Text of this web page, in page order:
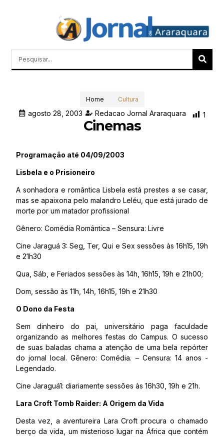
Home Cultura
agosto 28, 2003 Redacao Jornal Araraquara 1
Cinemas
Programação até 04/09/2003
Lisbela e o Prisioneiro
A sonhadora e romântica Lisbela está prestes a se casar,
mas se apaixona pelo malandro Leléu, que está jurado de
morte por um matador profissional
Gênero: Comédia Romântica – Sensura: Livre
Cine Jaraguá 3: Seg, Ter, Qui e Sex sessões às 16h15, 19h
e 21h30
Qua, Sáb, e Feriados sessões às 14h, 16h15, 19h e 21h00;
Dom, sessão às 11h, 14h, 16h15, 19h e 21h30
O Dono da Festa
Sem dinheiro do pai, universitário paga faculdade
organizando as melhores festas do Campus. O sucesso
de suas baladas chama a atenção de uma bela repórter
do jornal local. Gênero: Comédia. – Censura: 14 anos -
Legendado.
Cine Jaraguá1: diariamente sessões às 16h30, 19h e 21h.
Lara Croft Tomb Raider: A Origem da Vida
Desta vez, a aventureira Lara Croft procura o chamado
berço da vida, um misterioso lugar na África que contém